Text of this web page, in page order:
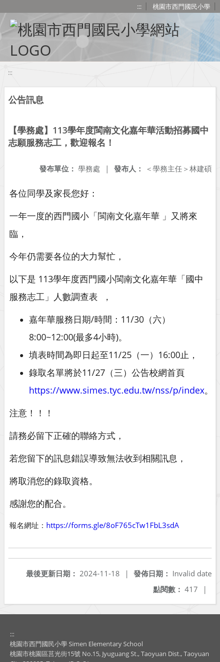
::: 桃園市西門國民小學
:::
公告訊息
【學務處】113學年度閩南文化嘉年華活動招募國中
志願服務志工，歡迎報名！
發布人： ＜學務主任＞林建碩
發布單位： 學務處 |
各位同學及家長您好：
一年一度的西門國小「閩南文化嘉年華 」又將來
臨，
今年仍需要各位的大力幫忙，
以下是 113學年度西門國小閩南文化嘉年華「國中
服務志工」人數調查表 ，
嘉年華服務日期/時間：11/30（六）
8:00~12:00(最多4小時)。
填表時間為即日起至11/25（一）16:00止，
錄取名單將於11/27（三）公告校網首頁
https://www.simes.tyc.edu.tw/nss/p/index。
注意！！！
請務必留下正確的聯絡方式，
若您留下的訊息錯誤導致無法收到相關訊息，
將取消您的錄取資格。
感謝您的配合。
報名網址： https://forms.gle/8oF765cTw1FbL3sdA
發佈日期： Invalid date
最後更新日期： 2024-11-18
|
點閱數： 417 |
:::
桃園市西門國民小學 Simen Elementary School
桃園市桃園區莒光街15號 No.15, Jyuguang St., Taoyuan Dist., Taoyuan